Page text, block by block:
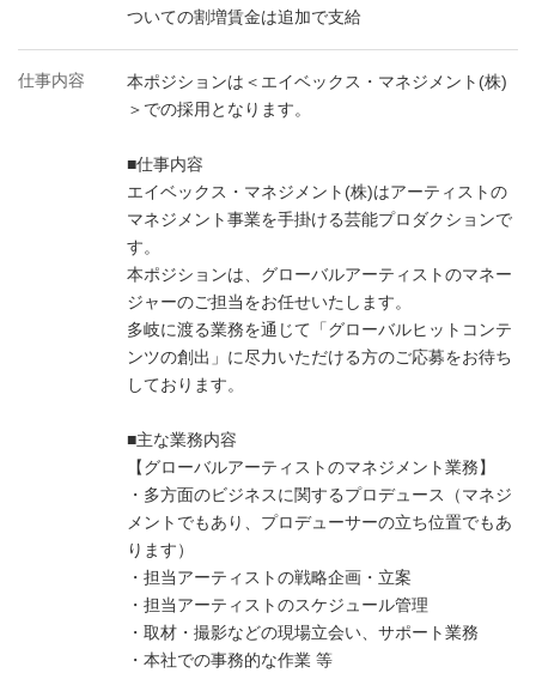
ついての割増賃金は追加で支給
仕事内容
本ポジションは＜エイベックス・マネジメント(株)
＞での採用となります。
■仕事内容
エイベックス・マネジメント(株)はアーティストの
マネジメント事業を手掛ける芸能プロダクションで
す。
本ポジションは、グローバルアーティストのマネー
ジャーのご担当をお任せいたします。
多岐に渡る業務を通じて「グローバルヒットコンテ
ンツの創出」に尽力いただける方のご応募をお待ち
しております。
■主な業務内容
【グローバルアーティストのマネジメント業務】
・多方面のビジネスに関するプロデュース（マネジ
メントでもあり、プロデューサーの立ち位置でもあ
ります）
・担当アーティストの戦略企画・立案
・担当アーティストのスケジュール管理
・取材・撮影などの現場立会い、サポート業務
・本社での事務的な作業 等